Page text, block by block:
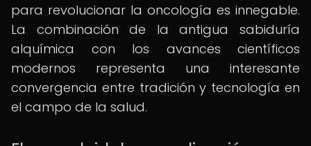
para revolucionar la oncología es innegable.
La combinación de la antigua sabiduría
alquímica con los avances científicos
modernos representa una interesante
convergencia entre tradición y tecnología en
el campo de la salud.